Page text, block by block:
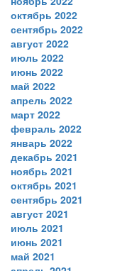
октябрь 2022
сентябрь 2022
август 2022
июль 2022
июнь 2022
май 2022
апрель 2022
март 2022
февраль 2022
январь 2022
декабрь 2021
ноябрь 2021
октябрь 2021
сентябрь 2021
август 2021
июль 2021
июнь 2021
май 2021